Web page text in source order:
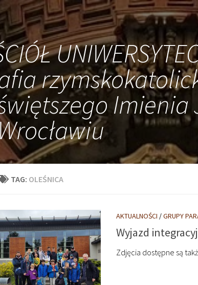
Imienia
TAG: OLEŚNICA
AKTUALNOŚCI /GRUPY
Wyjazd
Zdjęcia dostępne są